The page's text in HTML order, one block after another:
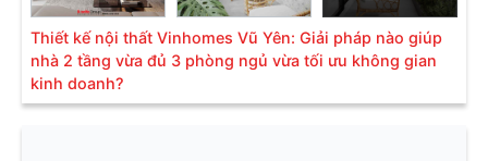
Thiết kế nội thất Vinhomes Vũ Yên: Giải pháp nào giúp
nhà 2 tầng vừa đủ 3 phòng ngủ vừa tối ưu không gian
kinh doanh?